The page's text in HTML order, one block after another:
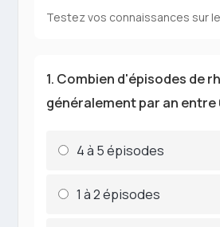
Testez vos connaissances sur
1. Combien d'épisodes de
généralement par an entre
4 à 5 épisodes
1 à 2 épisodes